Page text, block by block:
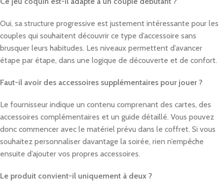
Oui, sa structure progressive est justement intéressante pour les
couples qui souhaitent découvrir ce type d’accessoire sans
brusquer leurs habitudes. Les niveaux permettent d’avancer
étape par étape, dans une logique de découverte et de confort.
Faut-il avoir des accessoires supplémentaires pour jouer ?
Le fournisseur indique un contenu comprenant des cartes, des
accessoires complémentaires et un guide détaillé. Vous pouvez
donc commencer avec le matériel prévu dans le coffret. Si vous
souhaitez personnaliser davantage la soirée, rien n’empêche
ensuite d’ajouter vos propres accessoires.
Le produit convient-il uniquement à deux ?